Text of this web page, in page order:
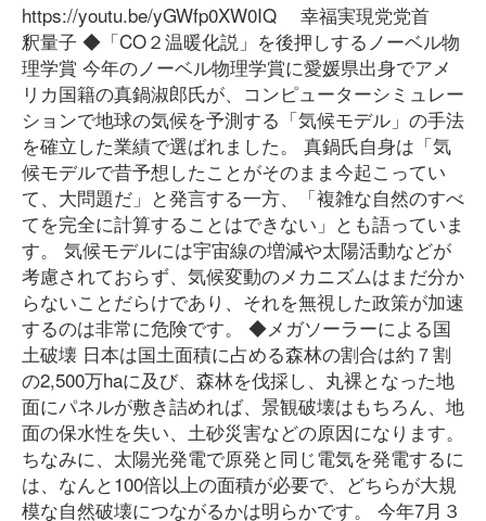
https://youtu.be/yGWfp0XW0IQ 幸福実現党党首
釈量子 ◆「CO２温暖化説」を後押しするノーベル物
理学賞 今年のノーベル物理学賞に愛媛県出身でアメ
リカ国籍の真鍋淑郎氏が、コンピューターシミュレー
ションで地球の気候を予測する「気候モデル」の手法
を確立した業績で選ばれました。 真鍋氏自身は「気
候モデルで昔予想したことがそのまま今起こってい
て、大問題だ」と発言する一方、「複雑な自然のすべ
てを完全に計算することはできない」とも語っていま
す。 気候モデルには宇宙線の増減や太陽活動などが
考慮されておらず、気候変動のメカニズムはまだ分か
らないことだらけであり、それを無視した政策が加速
するのは非常に危険です。 ◆メガソーラーによる国
土破壊 日本は国土面積に占める森林の割合は約７割
の2,500万haに及び、森林を伐採し、丸裸となった地
面にパネルが敷き詰めれば、景観破壊はもちろん、地
面の保水性を失い、土砂災害などの原因になります。
ちなみに、太陽光発電で原発と同じ電気を発電するに
は、なんと100倍以上の面積が必要で、どちらが大規
模な自然破壊につながるかは明らかです。 今年7月３